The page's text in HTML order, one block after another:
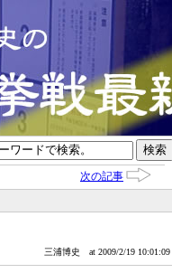
次の記事
三浦博史 at 2009/2/19 10:01:09